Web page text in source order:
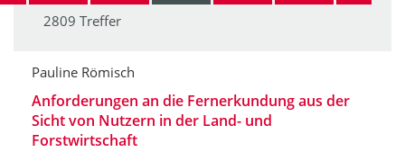
2809 Treffer
Pauline Römisch
Anforderungen an die Fernerkundung aus der
Sicht von Nutzern in der Land- und
Forstwirtschaft